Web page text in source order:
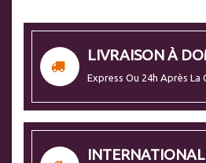
LIVRAISON À
Express Ou 24h Après La